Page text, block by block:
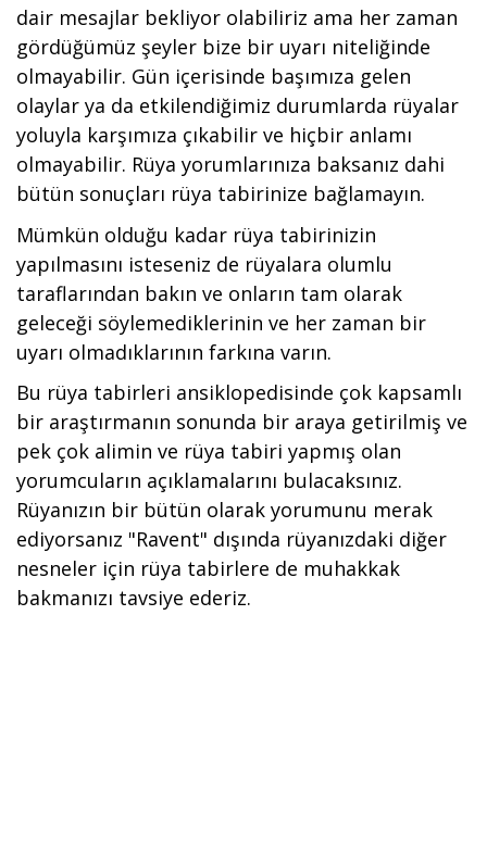
dair mesajlar bekliyor olabiliriz ama her zaman
gördüğümüz şeyler bize bir uyarı niteliğinde
olmayabilir. Gün içerisinde başımıza gelen
olaylar ya da etkilendiğimiz durumlarda rüyalar
yoluyla karşımıza çıkabilir ve hiçbir anlamı
olmayabilir. Rüya yorumlarınıza baksanız dahi
bütün sonuçları rüya tabirinize bağlamayın.
Mümkün olduğu kadar rüya tabirinizin
yapılmasını isteseniz de rüyalara olumlu
taraflarından bakın ve onların tam olarak
geleceği söylemediklerinin ve her zaman bir
uyarı olmadıklarının farkına varın.
Bu rüya tabirleri ansiklopedisinde çok kapsamlı
bir araştırmanın sonunda bir araya getirilmiş ve
pek çok alimin ve rüya tabiri yapmış olan
yorumcuların açıklamalarını bulacaksınız.
Rüyanızın bir bütün olarak yorumunu merak
ediyorsanız "Ravent" dışında rüyanızdaki diğer
nesneler için rüya tabirlere de muhakkak
bakmanızı tavsiye ederiz.